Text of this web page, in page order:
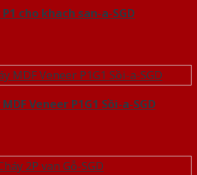
cho khach san-a-SGD
Veneer P1G1 Sồi-a-SGD